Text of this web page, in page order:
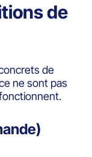
de
de
ne sont pas